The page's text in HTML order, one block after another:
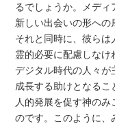
るでしょうか。メディ
新しい出会いの形への
それと同時に、彼ら
霊的必要に配慮しな
デジタル時代の人々が
成長する助けとなる
人的発展を促す神の
のです。このように、